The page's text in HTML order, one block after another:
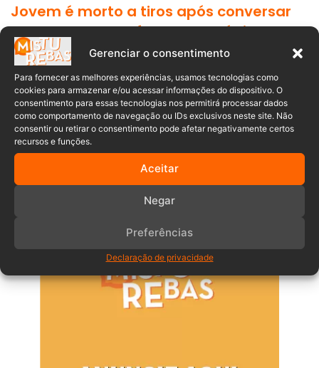
Gerenciar o consentimento
Para fornecer as melhores experiências, usamos tecnologias como
cookies para armazenar e/ou acessar informações do dispositivo. O
consentimento para essas tecnologias nos permitirá processar dados
como comportamento de navegação ou IDs exclusivos neste site. Não
consentir ou retirar o consentimento pode afetar negativamente certos
recursos e funções.
Aceitar
Negar
Preferências
Declaração de privacidade
Jovem é morto a tiros após conversar
com homem em frente ao prédio em
que morava
Na última segunda-feira (6), por volta das 23h50, a Polícia
Militar atendeu uma ocorrência de…
Leia mais »